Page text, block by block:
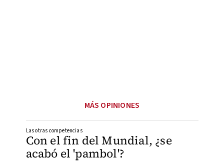
MÁS OPINIONES
Con el fin del Mundial, ¿se
acabó el 'pambol'?
Las otras competencias